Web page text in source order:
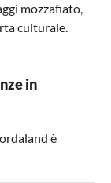
mozzafiato,
culturale.
in
è